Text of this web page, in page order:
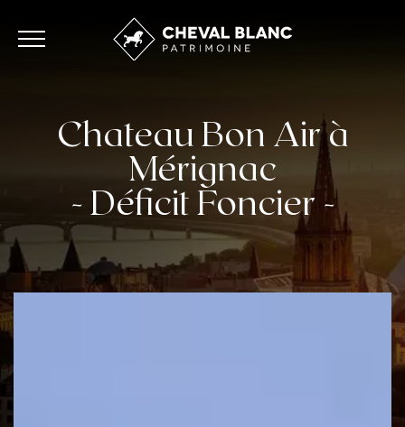
Chateau Bon Air à
Mérignac
- Déficit Foncier -